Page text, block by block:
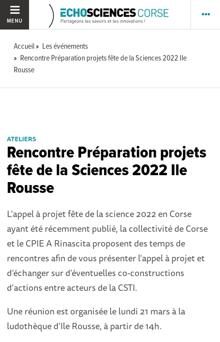
MENU
Accueil
Les événements
Rencontre Préparation projets fête de la Sciences 2022 Ile
Rousse
ATELIERS
Rencontre Préparation projets
fête de la Sciences 2022 Ile
Rousse
L’appel à projet fête de la science 2022 en Corse
ayant été récemment publié, la collectivité de Corse
et le CPIE A Rinascita proposent des temps de
rencontres afin de vous présenter l’appel à projet et
d’échanger sur d’éventuelles co-constructions
d’actions entre acteurs de la CSTI.
Une réunion est organisée le lundi 21 mars à la
ludothèque d'Ile Rousse, à partir de 14h.